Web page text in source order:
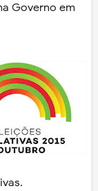
Governo em